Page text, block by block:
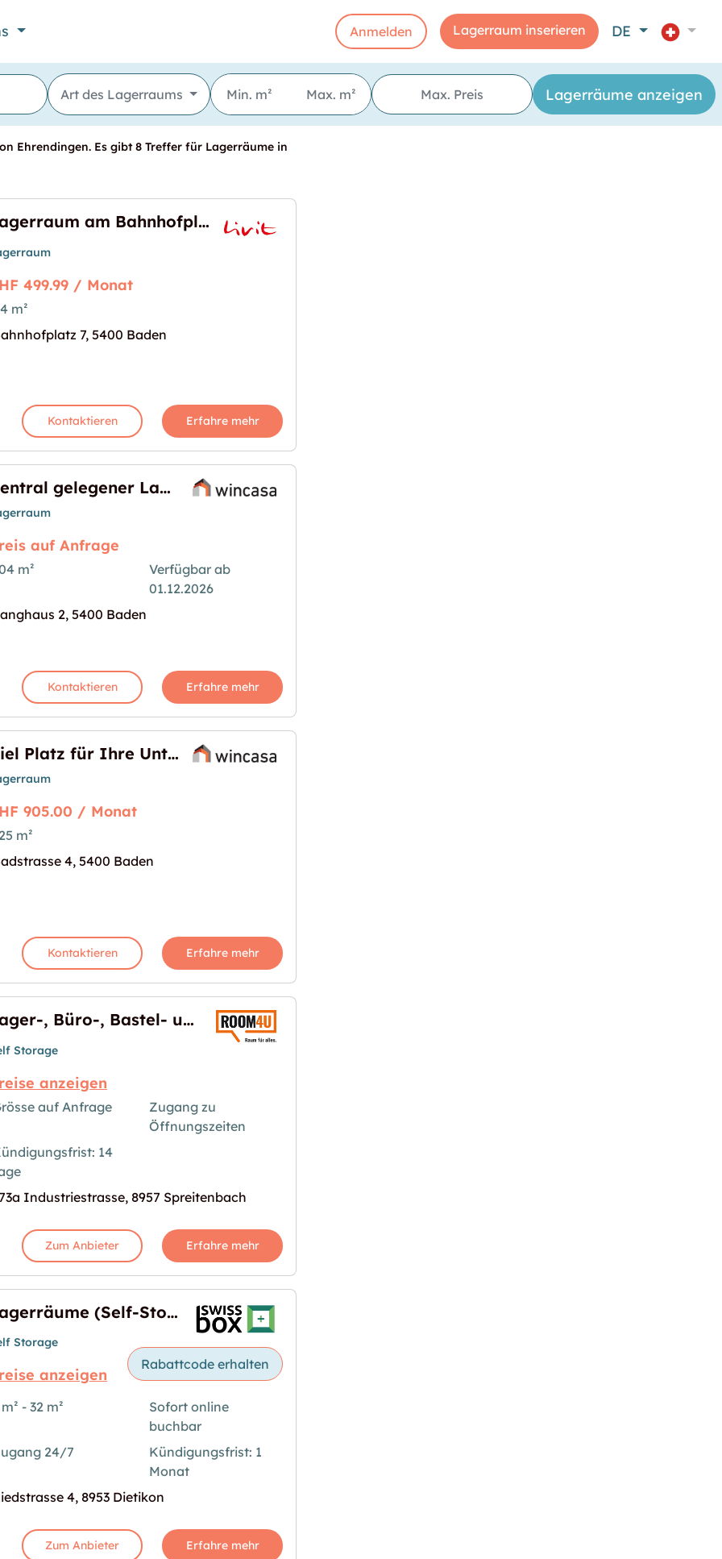
Anmelden Lagerraum inserieren DE
Art des Lagerraums
Ehrendingen. Es gibt 8 Treffer für Lagerräume in
7 in Baden"
Bild für "Lagerraum am Bahnhofplatz 7 in Baden"
Lagerraum am Bahnhofplatz 7 in Baden
499.99 / Monat
m²
7, 5400 Baden
Kontaktieren Erfahre mehr
beim Bahnhof Baden zu vermieten"
Bild für "Zentral gelegener Lagerraum beim Bahnhof Baden zu vermieten"
Zentral gelegener Lagerraum beim Bahnhof Baden zu vermieten
auf Anfrage
m²
Verfügbar ab
01.12.2026
2, 5400 Baden
Kontaktieren Erfahre mehr
Bild für "Viel Platz für Ihre Unterlagen"
Viel Platz für Ihre Unterlagen
905.00 / Monat
m²
4, 5400 Baden
Kontaktieren Erfahre mehr
Hobbyräume in Spreitenbach"
Bild für "Lager-, Büro-, Bastel- und Hobbyräume in Spreitenbach"
Lager-, Büro-, Bastel- und Hobbyräume in Spreitenbach
Storage
anzeigen
auf Anfrage
Zugang zu
Öffnungszeiten
14
Industriestrasse, 8957 Spreitenbach
Zum Anbieter Erfahre mehr
in Dietikon"
Bild für "Lagerräume (Self-Storage) in Dietikon"
Lagerräume (Self-Storage) in Dietikon
Storage
anzeigen
Rabattcode erhalten
m² - 32 m²
Sofort online
buchbar
24/7
Kündigungsfrist: 1
Monat
4, 8953 Dietikon
Zum Anbieter Erfahre mehr